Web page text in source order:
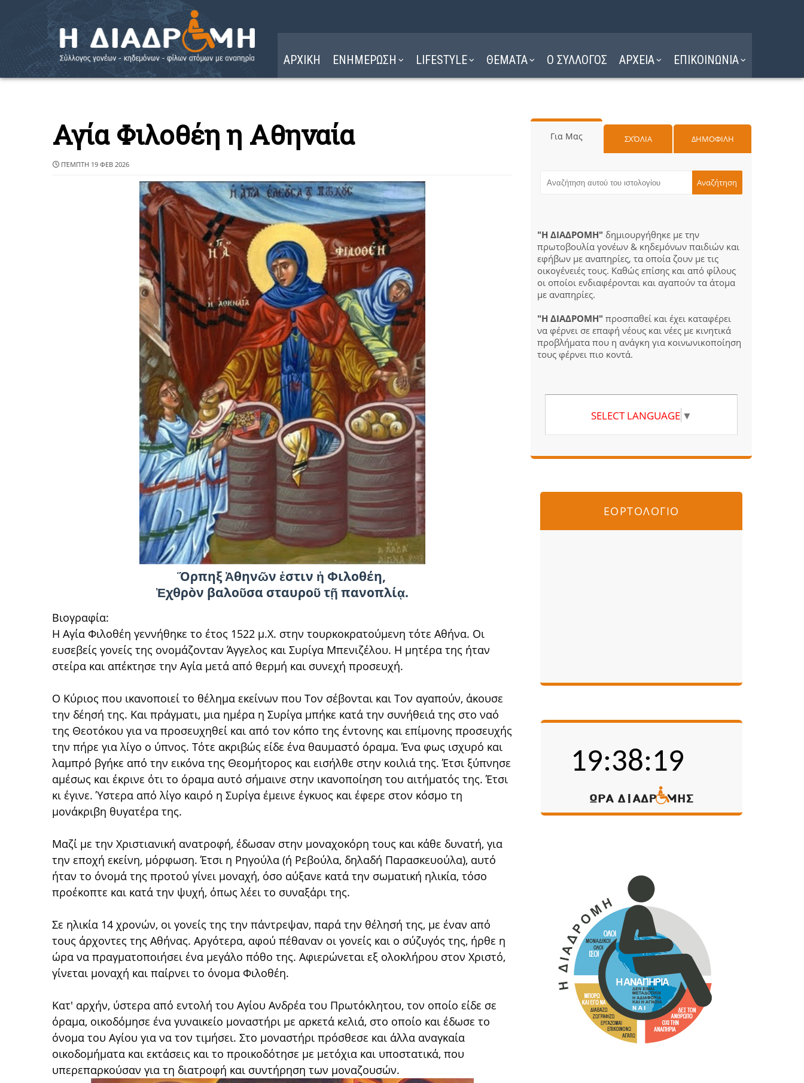
ΑΡΧΙΚΗ ΕΝΗΜΕΡΩΣΗ LIFESTYLE ΘΕΜΑΤΑ Ο ΣΥΛΛΟΓΟΣ ΑΡΧΕΙΑ ΕΠΙΚΟΙΝΩΝΙΑ
Αγία Φιλοθέη η Αθηναία
ΠΈΜΠΤΗ 19 ΦΕΒ 2026
Ὅρπηξ Ἀθηνῶν ἐστιν ἡ Φιλοθέη,
Ἐχθρὸν βαλοῦσα σταυροῦ τῇ πανοπλίᾳ.
Βιογραφία:
Η Αγία Φιλοθέη γεννήθηκε το έτος 1522 μ.Χ. στην τουρκοκρατούμενη τότε Αθήνα. Οι
ευσεβείς γονείς της ονομάζονταν Άγγελος και Συρίγα Μπενιζέλου. Η μητέρα της ήταν
στείρα και απέκτησε την Αγία μετά από θερμή και συνεχή προσευχή.
Ο Κύριος που ικανοποιεί το θέλημα εκείνων που Τον σέβονται και Τον αγαπούν, άκουσε
την δέησή της. Και πράγματι, μια ημέρα η Συρίγα μπήκε κατά την συνήθειά της στο ναό
της Θεοτόκου για να προσευχηθεί και από τον κόπο της έντονης και επίμονης προσευχής
την πήρε για λίγο ο ύπνος. Τότε ακριβώς είδε ένα θαυμαστό όραμα. Ένα φως ισχυρό και
λαμπρό βγήκε από την εικόνα της Θεομήτορος και εισήλθε στην κοιλιά της. Έτσι ξύπνησε
αμέσως και έκρινε ότι το όραμα αυτό σήμαινε στην ικανοποίηση του αιτήματός της. Έτσι
κι έγινε. Ύστερα από λίγο καιρό η Συρίγα έμεινε έγκυος και έφερε στον κόσμο τη
μονάκριβη θυγατέρα της.
Μαζί με την Χριστιανική ανατροφή, έδωσαν στην μοναχοκόρη τους και κάθε δυνατή, για
την εποχή εκείνη, μόρφωση. Έτσι η Ρηγούλα (ή Ρεβούλα, δηλαδή Παρασκευούλα), αυτό
ήταν το όνομά της προτού γίνει μοναχή, όσο αύξανε κατά την σωματική ηλικία, τόσο
προέκοπτε και κατά την ψυχή, όπως λέει το συναξάρι της.
Σε ηλικία 14 χρονών, οι γονείς της την πάντρεψαν, παρά την θέλησή της, με έναν από
τους άρχοντες της Αθήνας. Αργότερα, αφού πέθαναν οι γονείς και ο σύζυγός της, ήρθε η
ώρα να πραγματοποιήσει ένα μεγάλο πόθο της. Αφιερώνεται εξ ολοκλήρου στον Χριστό,
γίνεται μοναχή και παίρνει το όνομα Φιλοθέη.
Κατ' αρχήν, ύστερα από εντολή του Αγίου Ανδρέα του Πρωτόκλητου, τον οποίο είδε σε
όραμα, οικοδόμησε ένα γυναικείο μοναστήρι με αρκετά κελιά, στο οποίο και έδωσε το
όνομα του Αγίου για να τον τιμήσει. Στο μοναστήρι πρόσθεσε και άλλα αναγκαία
οικοδομήματα και εκτάσεις και το προικοδότησε με μετόχια και υποστατικά, που
υπερεπαρκούσαν για τη διατροφή και συντήρηση των μοναζουσών.
Για Μας ΣΧΌΛΙΑ ΔΗΜΟΦΙΛΗ
"Η ΔΙΑΔΡΟΜΗ" δημιουργήθηκε με την
πρωτοβουλία γονέων & κηδεμόνων παιδιών και
εφήβων με αναπηρίες, τα οποία ζουν με τις
οικογένειές τους. Καθώς επίσης και από φίλους
οι οποίοι ενδιαφέρονται και αγαπούν τα άτομα
με αναπηρίες.
"Η ΔΙΑΔΡΟΜΗ" προσπαθεί και έχει καταφέρει
να φέρνει σε επαφή νέους και νέες με κινητικά
προβλήματα που η ανάγκη για κοινωνικοποίηση
τους φέρνει πιο κοντά.
SELECT LANGUAGE ▼
ΕΟΡΤΟΛΟΓΙΟ